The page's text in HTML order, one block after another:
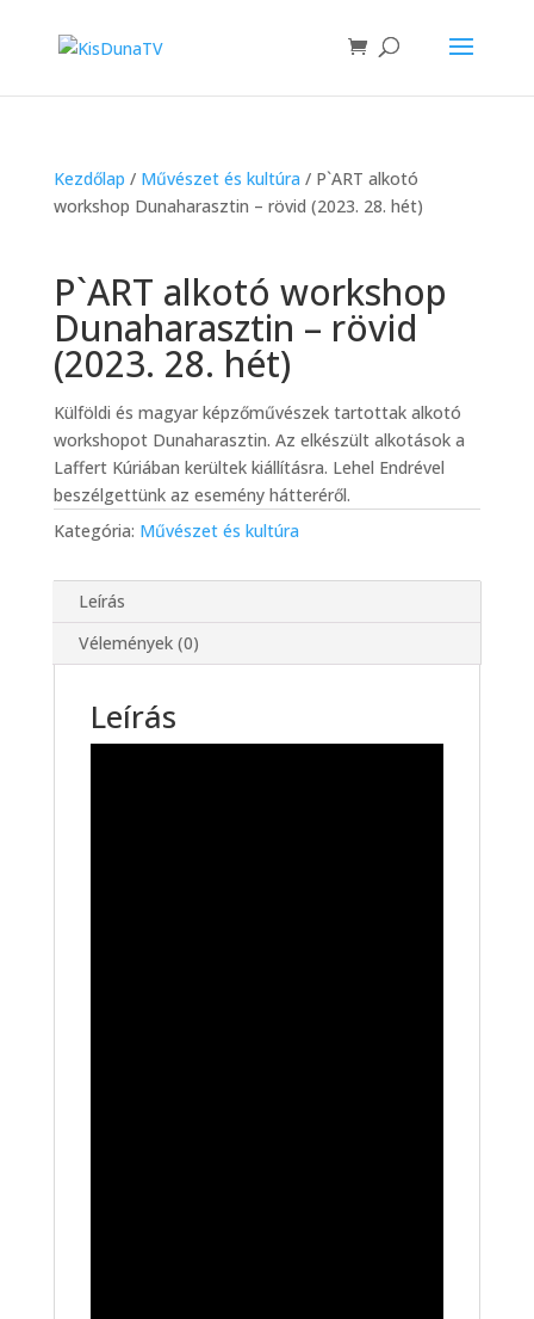
Kezdőlap / Művészet és kultúra / P`ART alkotó
workshop Dunaharasztin – rövid (2023. 28. hét)
P`ART alkotó workshop
Dunaharasztin – rövid
(2023. 28. hét)
Külföldi és magyar képzőművészek tartottak alkotó
workshopot Dunaharasztin. Az elkészült alkotások a
Laffert Kúriában kerültek kiállításra. Lehel Endrével
beszélgettünk az esemény hátteréről.
Kategória: Művészet és kultúra
Leírás
Vélemények (0)
Leírás